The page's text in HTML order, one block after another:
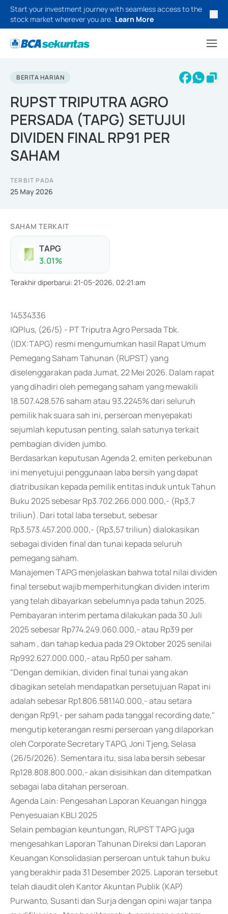
Start your investment journey with seamless access to the
stock market wherever you are. Learn More
BERITA HARIAN
RUPST TRIPUTRA AGRO
PERSADA (TAPG) SETUJUI
DIVIDEN FINAL RP91 PER
SAHAM
TERBIT PADA
25 May 2026
SAHAM TERKAIT
TAPG
3.01%
Terakhir diperbarui: 21-05-2026, 02:21:am
14534336
IQPlus, (26/5) - PT Triputra Agro Persada Tbk.
(IDX:TAPG) resmi mengumumkan hasil Rapat Umum
Pemegang Saham Tahunan (RUPST) yang
diselenggarakan pada Jumat, 22 Mei 2026. Dalam rapat
yang dihadiri oleh pemegang saham yang mewakili
18.507.428.576 saham atau 93,2245% dari seluruh
pemilik hak suara sah ini, perseroan menyepakati
sejumlah keputusan penting, salah satunya terkait
pembagian dividen jumbo.
Berdasarkan keputusan Agenda 2, emiten perkebunan
ini menyetujui penggunaan laba bersih yang dapat
diatribusikan kepada pemilik entitas induk untuk Tahun
Buku 2025 sebesar Rp3.702.266.000.000,- (Rp3,7
triliun). Dari total laba tersebut, sebesar
Rp3.573.457.200.000,- (Rp3,57 triliun) dialokasikan
sebagai dividen final dan tunai kepada seluruh
pemegang saham.
Manajemen TAPG menjelaskan bahwa total nilai dividen
final tersebut wajib memperhitungkan dividen interim
yang telah dibayarkan sebelumnya pada tahun 2025.
Pembayaran interim pertama dilakukan pada 30 Juli
2025 sebesar Rp774.249.060.000,- atau Rp39 per
saham , dan tahap kedua pada 29 Oktober 2025 senilai
Rp992.627.000.000,- atau Rp50 per saham.
"Dengan demikian, dividen final tunai yang akan
dibagikan setelah mendapatkan persetujuan Rapat ini
adalah sebesar Rp1.806.581.140.000,- atau setara
dengan Rp91,- per saham pada tanggal recording date,"
mengutip keterangan resmi perseroan yang dilaporkan
oleh Corporate Secretary TAPG, Joni Tjeng, Selasa
(26/5/2026). Sementara itu, sisa laba bersih sebesar
Rp128.808.800.000,- akan disisihkan dan ditempatkan
sebagai laba ditahan perseroan.
Agenda Lain: Pengesahan Laporan Keuangan hingga
Penyesuaian KBLI 2025
Selain pembagian keuntungan, RUPST TAPG juga
mengesahkan Laporan Tahunan Direksi dan Laporan
Keuangan Konsolidasian perseroan untuk tahun buku
yang berakhir pada 31 Desember 2025. Laporan tersebut
telah diaudit oleh Kantor Akuntan Publik (KAP)
Purwanto, Susanti dan Surja dengan opini wajar tanpa